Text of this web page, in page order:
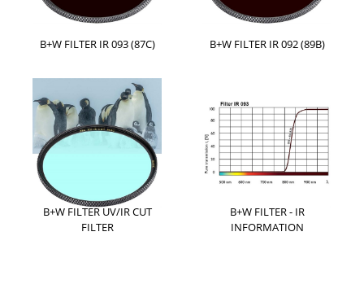
B+W FILTER IR 093 (87C) B+W FILTER IR 092 (89B)
B+W FILTER UV/IR CUT
FILTER
B+W FILTER - IR
INFORMATION